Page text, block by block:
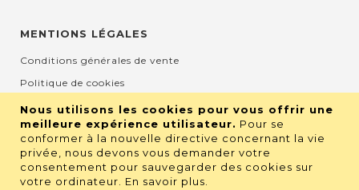
Nous utilisons les cookies pour vous offrir une
meilleure expérience utilisateur. Pour se
conformer à la nouvelle directive concernant la vie
privée, nous devons vous demander votre
consentement pour sauvegarder des cookies sur
votre ordinateur. En savoir plus
MENTIONS LÉGALES
Conditions générales de vente
Politique de cookies
Mentions légales et CGU
Protection de la vie privée
RETROUVEZ NOUS SUR LES RÉSEAUX